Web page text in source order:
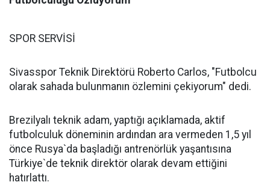
SPOR SERVİSİ
Sivasspor Teknik Direktörü Roberto Carlos, "Futbolcu
olarak sahada bulunmanın özlemini çekiyorum" dedi.
Brezilyalı teknik adam, yaptığı açıklamada, aktif
futbolculuk döneminin ardından ara vermeden 1,5 yıl
önce Rusya`da başladığı antrenörlük yaşantısına
Türkiye`de teknik direktör olarak devam ettiğini
hatırlattı.